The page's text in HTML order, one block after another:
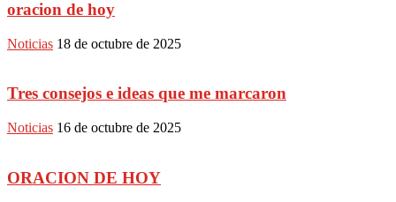
oracion de hoy
Noticias 18 de octubre de 2025
Tres consejos e ideas que me marcaron
Noticias 16 de octubre de 2025
ORACION DE HOY